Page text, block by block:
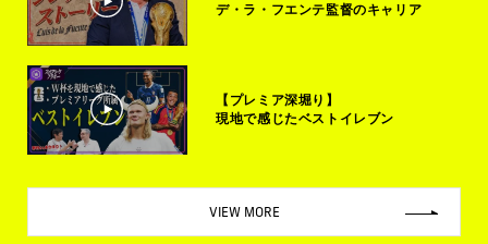
デ・ラ・フエンテ監督のキャリア
【プレミア深堀り】
現地で感じたベストイレブン
VIEW MORE